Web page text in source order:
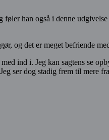
han også i denne
og det er meget befriende
ind i. Jeg kan sagtens se
ser dog stadig frem til mere